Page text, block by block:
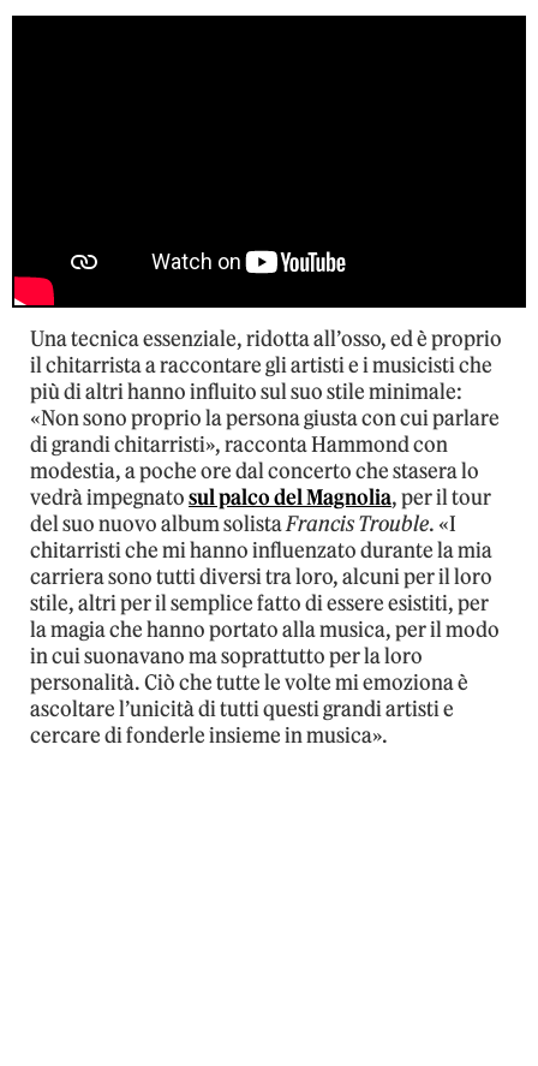
Una tecnica essenziale, ridotta all’osso, ed è proprio
il chitarrista a raccontare gli artisti e i musicisti che
più di altri hanno influito sul suo stile minimale:
«Non sono proprio la persona giusta con cui parlare
di grandi chitarristi», racconta Hammond con
modestia, a poche ore dal concerto che stasera lo
vedrà impegnatosul palco del Magnolia, per il tour
del suo nuovo album solistaFrancis Trouble. «I
chitarristi che mi hanno influenzato durante la mia
carriera sono tutti diversi tra loro, alcuni per il loro
stile, altri per il semplice fatto di essere esistiti, per
la magia che hanno portato alla musica, per il modo
in cui suonavano ma soprattutto per la loro
personalità. Ciò che tutte le volte mi emoziona è
ascoltare l’unicità di tutti questi grandi artisti e
cercare di fonderle insieme in musica».